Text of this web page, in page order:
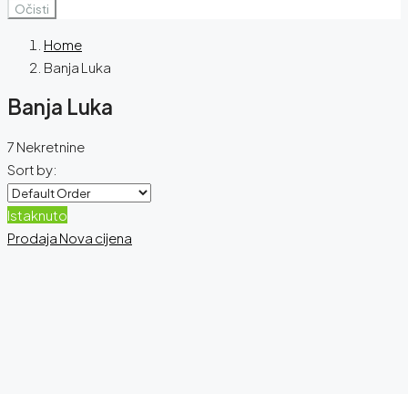
Očisti
Home
Banja Luka
Banja Luka
7 Nekretnine
Sort by:
Istaknuto
Prodaja Nova cijena